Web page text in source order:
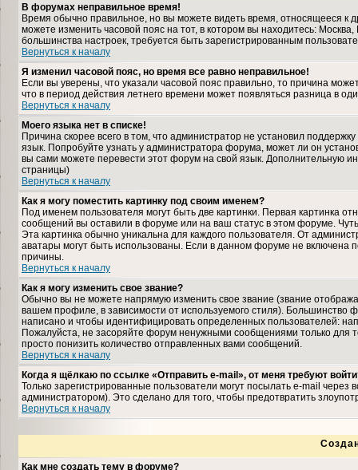
В форумах неправильное время!
Время обычно правильное, но вы можете видеть время, относящееся к
можете изменить часовой пояс на тот, в котором вы находитесь:
большинства настроек, требуется быть зарегистрированным
Вернуться к началу
Я изменил часовой пояс, но время все равно неправильное!
Если вы уверены, что указали часовой пояс правильно, то причина
что в период действия летнего времени может появляться разница в
Вернуться к началу
Моего языка нет в списке!
Причина скорее всего в том, что администратор не установил
язык. Попробуйте узнать у администратора форума, может ли он
вы сами можете перевести этот форум на свой язык. Дополнительную
страницы)
Вернуться к началу
Как я могу поместить картинку под своим именем?
Под именем пользователя могут быть две картинки. Первая картинка
сообщений вы оставили в форуме или на ваш статус в этом форуме.
Эта картинка обычно уникальна для каждого пользователя. От
аватары могут быть использованы. Если в данном форуме не включена
причины.
Вернуться к началу
Как я могу изменить свое звание?
Обычно вы не можете напрямую изменить свое звание (звание
вашем профиле, в зависимости от используемого стиля). Большинство
написано и чтобы идентифицировать определенных пользователей:
Пожалуйста, не засоряйте форум ненужными сообщениями только для
просто понизить количество отправленных вами сообщений.
Вернуться к началу
Когда я щёлкаю по ссылке «Отправить e-mail», от меня требуют
Только зарегистрированные пользователи могут посылать e-mail
администратором). Это сделано для того, чтобы предотвратить
Вернуться к началу
Как мне создать тему в форуме?